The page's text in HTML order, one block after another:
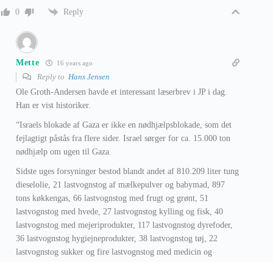
0 Reply
Mette 16 years ago
Reply to Hans Jensen
Ole Groth-Andersen havde et interessant læserbrev i JP i dag.
Han er vist historiker.
“Israels blokade af Gaza er ikke en nødhjælpsblokade, som det
fejlagtigt påstås fra flere sider. Israel sørger for ca. 15.000 ton
nødhjælp om ugen til Gaza.
Sidste uges forsyninger bestod blandt andet af 810.209 liter tung
dieselolie, 21 lastvognstog af mælkepulver og babymad, 897
tons køkkengas, 66 lastvognstog med frugt og grønt, 51
lastvognstog med hvede, 27 lastvognstog kylling og fisk, 40
lastvognstog med mejeriprodukter, 117 lastvognstog dyrefoder,
36 lastvognstog hygiejneprodukter, 38 lastvognstog tøj, 22
lastvognstog sukker og fire lastvognstog med medicin og